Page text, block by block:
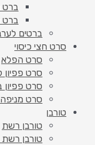
ברט
ברט
ברטים
סרט חצי כיסוי
סרט הפלא
סרט פפיון
סרט פפיון
סרט
טורבן
טורבן רשת
טורבן רשת